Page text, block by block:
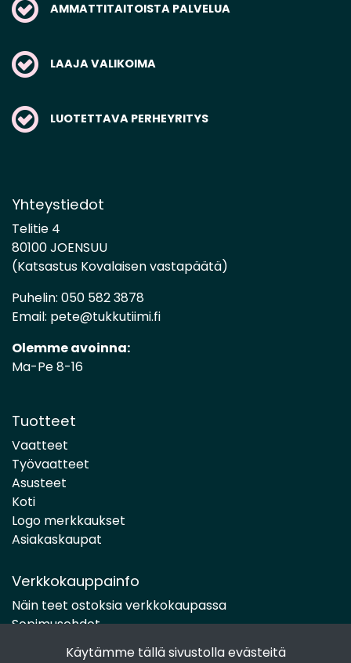
Käytämme tällä sivustolla evästeitä
AMMATTITAITOISTA PALVELUA
LAAJA VALIKOIMA
LUOTETTAVA PERHEYRITYS
Yhteystiedot
Telitie 4
80100 JOENSUU
(Katsastus Kovalaisen vastapäätä)
Puhelin: 050 582 3878
Email: pete@tukkutiimi.fi
Olemme avoinna:
Ma-Pe 8-16
Tuotteet
Vaatteet
Työvaatteet
Asusteet
Koti
Logo merkkaukset
Asiakaskaupat
Verkkokauppainfo
Näin teet ostoksia verkkokaupassa
Sopimusehdot
Toimitustavat